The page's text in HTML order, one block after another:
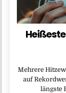
Mehrere
auf
längste